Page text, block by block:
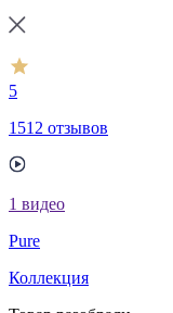
5
1512 отзывов
1 видео
Pure
Коллекция